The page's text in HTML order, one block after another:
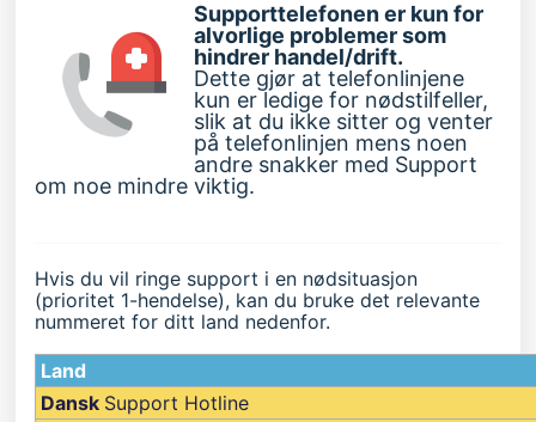
Supporttelefonen er kun for
alvorlige problemer som
hindrer handel/drift.
Dette gjør at telefonlinjene
kun er ledige for nødstilfeller,
slik at du ikke sitter og venter
på telefonlinjen mens noen
andre snakker med Support
om noe mindre viktig.
Hvis du vil ringe support i en nødsituasjon
(prioritet 1-hendelse), kan du bruke det relevante
nummeret for ditt land nedenfor.
Land
Dansk Support Hotline